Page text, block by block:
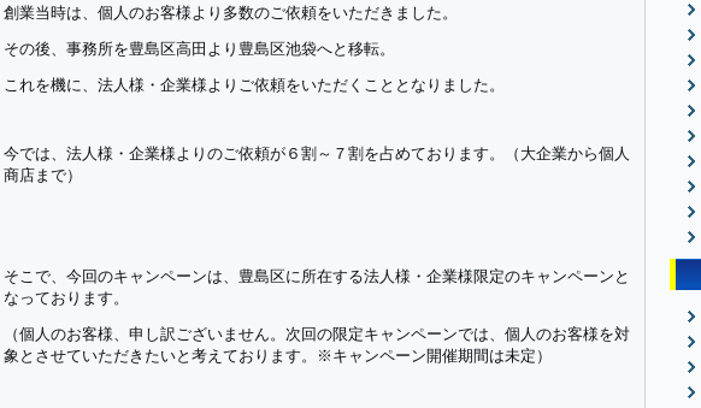
創業当時は、個人のお客様より多数のご依頼をいただきました。
その後、事務所を豊島区高田より豊島区池袋へと移転。
これを機に、法人様・企業様よりご依頼をいただくこととなりました。
今では、法人様・企業様よりのご依頼が６割～７割を占めております。（大企業から個人
商店まで）
そこで、今回のキャンペーンは、豊島区に所在する法人様・企業様限定のキャンペーンと
なっております。
（個人のお客様、申し訳ございません。次回の限定キャンペーンでは、個人のお客様を対
象とさせていただきたいと考えております。※キャンペーン開催期間は未定）